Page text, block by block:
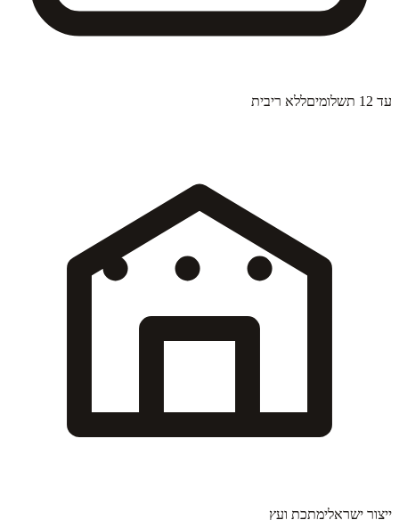
עד 12 תשלומים ללא ריבית
ייצור ישראלימתכת ועץ